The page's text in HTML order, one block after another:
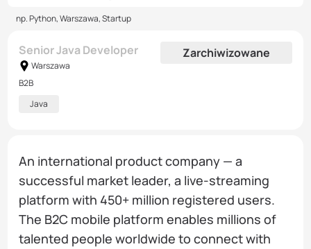
np. Python, Warszawa, Startup
Senior Java Developer
Warszawa
Zarchiwizowane
B2B
Java
An international product company — a
successful market leader, a live-streaming
platform with 450+ million registered users.
The B2C mobile platform enables millions of
talented people worldwide to connect with